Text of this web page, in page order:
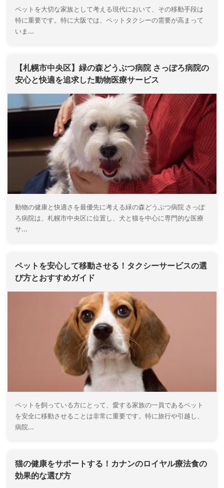
ペットを大切な家族として考える現代において、その移動手段は
特に重要です。特に大阪では、ペットタクシーの需要が高まって
いま...
【札幌市中央区】緑の森どうぶつ病院 さっぽろ病院の
安心と快適を追求した動物医療サービス
動物の健康と快適さを最優先に考える緑の森どうぶつ病院 さっぽ
ろ病院は、札幌市中央区に位置し、犬と猫を中心に専門的な医療
サ...
ペットを安心して移動させる！タクシーサービスの選
び方とおすすめガイド
ペットを飼っている方にとって、愛する家族の一員であるペット
を安全に移動させることは非常に重要です。特に旅行や引越し、
病院...
猫の健康をサポートする！カナンのロイヤル療法食の
効果的な選び方